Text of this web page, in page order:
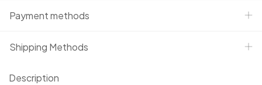
Payment methods
Shipping Methods
Description